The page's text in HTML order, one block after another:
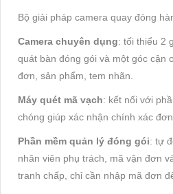
Bộ giải pháp camera quay đóng
Camera chuyên dụng: tối thiểu 2
quát bàn đóng gói và một góc cận
đơn, sản phẩm, tem nhãn.
Máy quét mã vạch: kết nối với
chóng giúp xác nhận chính xác
Phần mềm quản lý đóng gói: tự
nhân viên phụ trách, mã vận đơn
tranh chấp, chỉ cần nhập mã đơn